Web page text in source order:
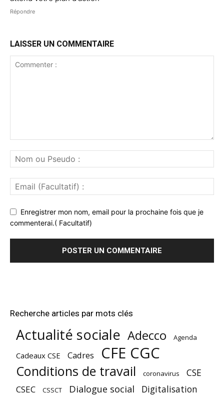
Répondre
LAISSER UN COMMENTAIRE
Enregistrer mon nom, email pour la prochaine fois que je
commenterai.( Facultatif)
Recherche articles par mots clés
Actualité sociale Adecco Agenda
Cadeaux CSE Cadres CFE CGC
Conditions de travail coronavirus CSE
CSEC CSSCT Dialogue social Digitalisation